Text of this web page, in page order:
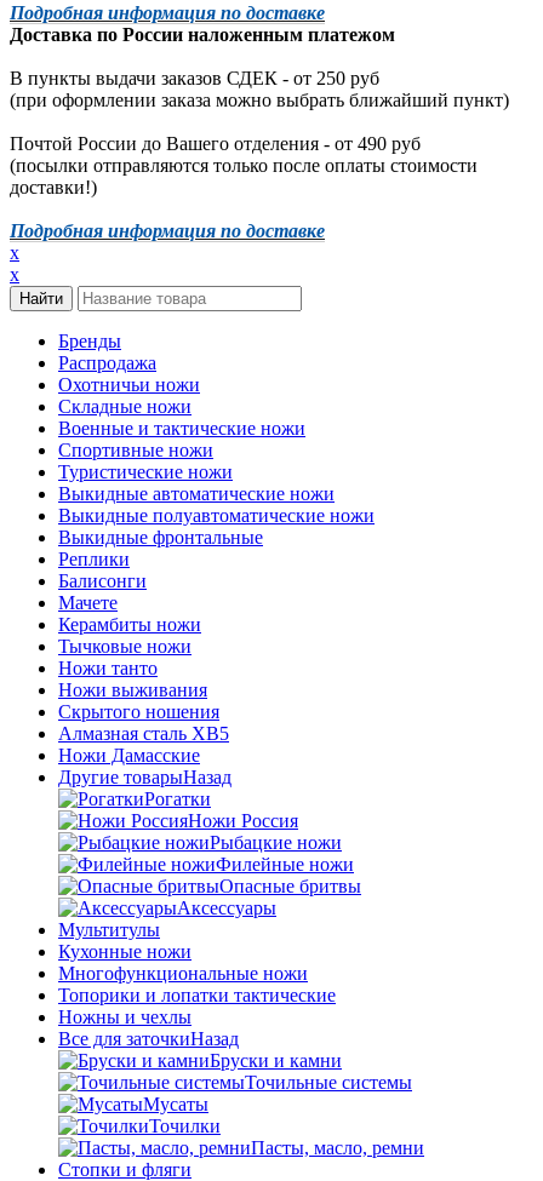
Подробная информация по доставке
Доставка по России наложенным платежом
В пункты выдачи заказов СДЕК - от 250 руб
(при оформлении заказа можно выбрать ближайший пункт)
Почтой России до Вашего отделения - от 490 руб
(посылки отправляются только после оплаты стоимости
доставки!)
Подробная информация по доставке
x
x
Бренды
Распродажа
Охотничьи ножи
Складные ножи
Военные и тактические ножи
Спортивные ножи
Туристические ножи
Выкидные автоматические ножи
Выкидные полуавтоматические ножи
Выкидные фронтальные
Реплики
Балисонги
Мачете
Керамбиты ножи
Тычковые ножи
Ножи танто
Ножи выживания
Скрытого ношения
Алмазная сталь ХВ5
Ножи Дамасские
Другие товарыНазад
Рогатки
Ножи Россия
Рыбацкие ножи
Филейные ножи
Опасные бритвы
Аксессуары
Мультитулы
Кухонные ножи
Многофункциональные ножи
Топорики и лопатки тактические
Ножны и чехлы
Все для заточкиНазад
Бруски и камни
Точильные системы
Мусаты
Точилки
Пасты, масло, ремни
Стопки и фляги